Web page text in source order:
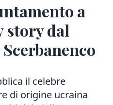
a
story dal
il celebre
di origine ucraina